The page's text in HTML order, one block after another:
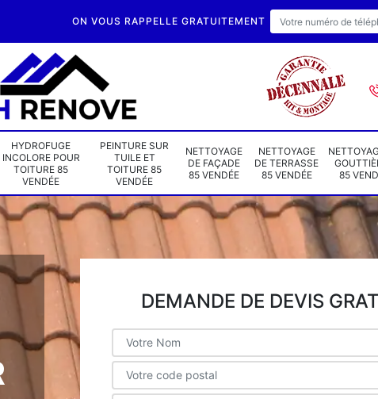
ON VOUS RAPPELLE GRATUITEMENT
HYDROFUGE
INCOLORE POUR
TOITURE 85
VENDÉE
PEINTURE SUR
TUILE ET
TOITURE 85
VENDÉE
NETTOYAGE
DE FAÇADE
85 VENDÉE
NETTOYAGE
DE TERRASSE
85 VENDÉE
85
DEMANDE DE DEVIS